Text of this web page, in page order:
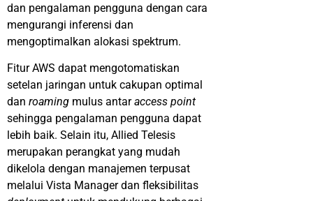
dan pengalaman pengguna dengan cara
mengurangi inferensi dan
mengoptimalkan alokasi spektrum.
Fitur AWS dapat mengotomatiskan
setelan jaringan untuk cakupan optimal
dan roaming mulus antaraccess point
sehingga pengalaman pengguna dapat
lebih baik. Selain itu, Allied Telesis
merupakan perangkat yang mudah
dikelola dengan manajemen terpusat
melalui Vista Manager dan fleksibilitas